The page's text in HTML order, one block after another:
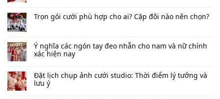
Trọn gói cưới phù hợp cho ai? Cặp đôi nào nên chọn?
Ý nghĩa các ngón tay đeo nhẫn cho nam và nữ chính
xác hiện nay
Đặt lịch chụp ảnh cưới studio: Thời điểm lý tưởng và
lưu ý